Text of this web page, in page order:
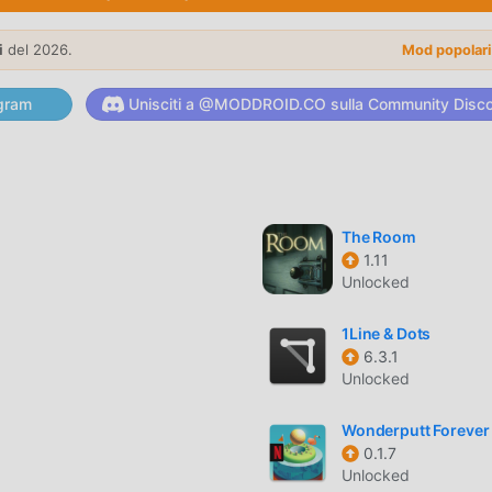
il suo gameplay unico lo ha aiutato a conquistare un gran
giochi puzzle, in I Love Hue Too , devi solo
l'intero gioco e goderti la gioia offerta dai classici giochi
ha creato appositamente una piattaforma per gli
uno stile artistico unico e la grafica, le mappe e i
di puzzle e confrontato ai tradizionali giochi puzzle, I Love
stata notevolmente migliorata. Pur mantenendo lo stile
dell'utente e ci sono molti diversi tipi di telefoni cellulari
gli amanti del gioco di puzzle possano godersi appieno la
del 2026. Mod
Unisciti a @MODDROID.CO sulla Community
The Room
1.11
Unlocked
1Line & Dots
6.3.1
Unlocked
Wonderputt Forever
0.1.7
Unlocked